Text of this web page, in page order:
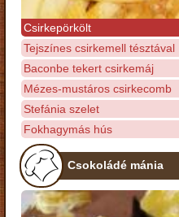
Csirkepörkölt
Tejszínes csirkemell tésztával
Baconbe tekert csirkemáj
Mézes-mustáros csirkecomb
Stefánia szelet
Fokhagymás hús
Csokoládé mánia